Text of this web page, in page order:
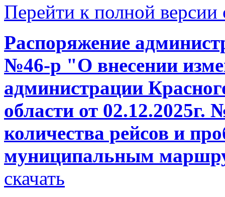
Перейти к полной версии
Распоряжение
№46-р "О внесении
администрации
области от
количества рейсов и
муниципальным
скачать